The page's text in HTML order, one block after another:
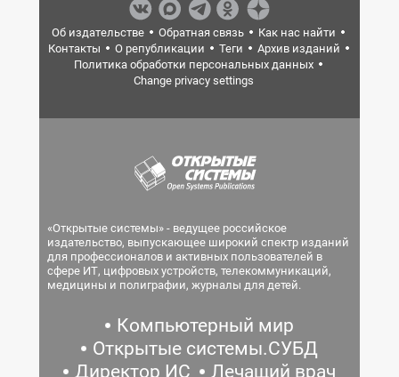
Об издательстве Обратная связь
Как нас найти
Контакты
О републикации Теги
Архив изданий
Политика обработки персональных данных
Change privacy settings
«Открытые системы» - ведущее российское
издательство, выпускающее широкий спектр изданий
для профессионалов и активных пользователей в
сфере ИТ, цифровых устройств, телекоммуникаций,
медицины и полиграфии, журналы для детей.
Компьютерный мир
Открытые системы.СУБД
Директор ИС
Лечащий врач